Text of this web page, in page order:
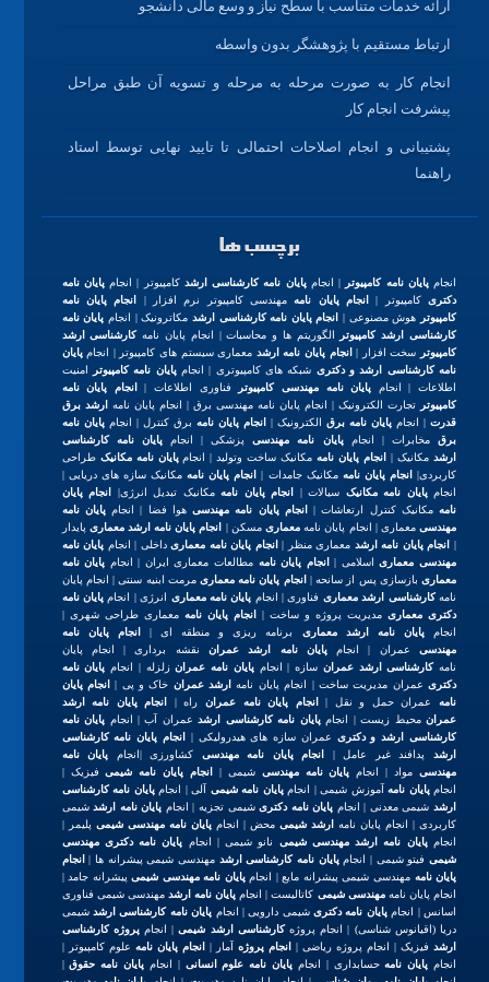
ارائه خدمات متناسب با سطح نیاز و وسع مالی دانشجو
ارتباط مستقیم با پژوهشگر بدون واسطه
انجام کار به صورت مرحله به مرحله و تسویه آن طبق مراحل
پیشرفت انجام کار
پشتیبانی و انجام اصلاحات احتمالی تا تایید نهایی توسط استاد
راهنما
برچسب ها
انجامپایان نامه کامپیوتر | انجامپایان نامه کارشناسی ارشد کامپیوتر | انجامپایان نامه
دکتریکامپیوتر | انجام پایان نامهمهندسی کامپیوتر نرم افزار |
انجام پایان نامه
کامپیوتر
هوش مصنوعی | انجام پایان نامه کارشناسی ارشد مکاترونیک | انجام پایان نامه
کارشناسی ارشد کامپیوتر
الگوریتم ها و محاسبات | انجام پایان نامهکارشناسی ارشد
کامپیوتر
سخت افزار | انجام پایان نامه ارشد معماری سیستم های کامپیوتر | انجامپایان
نامه کارشناسی ارشد و دکتری شبکه های کامپیوتری | انجامپایان نامه کامپیوتر
امنیت
اطلاعات | انجام پایان نامه مهندسی کامپیوتر فناوری اطلاعات |
انجام پایان نامه
کامپیوتر
تجارت الکترونیک | انجام پایان نامه مهندسی برق | انجام پایان نامه
ارشد برق
قدرت| انجامپایان نامه برق الکترونیک | انجام پایان نامه برق کنترل | انجامپایان نامه
برقمخابرات | انجامپایان نامه مهندسیپزشکی | انجامپایان نامه کارشناسی
ارشدمکانیک | انجام پایان نامهمکانیک ساخت وتولید | انجامپایان نامه مکانیک طراحی
کاربردی|
انجام پایان نامه مکانیک جامدات | انجام پایان نامهمکانیک سازه های دریایی |
انجامپایان نامه مکانیک سیالات | انجام پایان نامهمکانیک تبدیل انرژی|
انجام پایان
نامهمکانیک کنترل ارتعاشات | انجام پایان نامه مهندسیهوا فضا | انجامپایان نامه
مهندسیمعماری | انجام پایان نامه معماری مسکن | انجام پایان نامه ارشد معماری پایدار
|
انجام پایان نامه ارشد معماری منظر | انجام پایان نامه معماریداخلی | انجام پایان نامه
مهندسی معماریاسلامی | انجام پایان نامه مطالعات معماری ایران | انجام پایان نامه
معماریبازسازی پس از سانحه | انجام پایان نامه معماری مرمت ابنیه سنتی | انجام پایان
نامهکارشناسی ارشد معماری فناوری | انجام پایان نامه معماری انرژی | انجام پایان نامه
دکتری معماری مدیریت پروژه و ساخت | انجام پایان نامه معماری طراحی شهری |
انجامپایان نامه ارشد معماری برنامه ریزی و منطقه ای |
انجام پایان نامه
مهندسی عمران | انجامپایان نامه ارشد عمراننقشه برداری | انجام پایان
نامهکارشناسی ارشد عمران سازه | انجامپایان نامه عمرانزلزله | انجام پایان نامه
دکتریعمران مدیریت ساخت | انجام پایان نامه ارشد عمران خاک و پی |
انجام پایان
نامهعمران حمل و نقل | انجام پایان نامه عمران راه |
انجام پایان نامه ارشد
عمرانمحیط زیست | انجامپایان نامه کارشناسی ارشدعمران آب | انجام پایان نامه
کارشناسی ارشد و دکتری عمران سازه های هیدرولیکی |
انجام پایان نامه کارشناسی
ارشد پدافند غیر عامل | انجام پایان نامه مهندسی کشاورزی |انجام پایان نامه
مهندسیمواد | انجام پایان نامه مهندسی شیمی | انجام پایان نامه شیمیفیزیک |
انجامپایان نامهآموزش شیمی | انجامپایان نامه شیمی آلی | انجامپایان نامه کارشناسی
ارشدشیمی معدنی | انجام پایان نامه دکتریشیمی تجزیه | انجام پایان نامه ارشدشیمی
کاربردی | انجام پایان نامه
ارشد شیمی محض | انجامپایان نامه مهندسی شیمی پلیمر |
انجامپایان نامه ارشد مهندسی شیمی نانو شیمی | انجام پایان نامه دکتری مهندسی
شیمیفیتو شیمی | انجامپایان نامه کارشناسی ارشد مهندسی شیمی پیشرانه ها | انجام
پایان نامه مهندسی شیمی پیشرانه مایع | انجامپایان نامه مهندسی شیمیپیشرانه جامد |
انجام پایان نامهمهندسی شیمی کاتالیست | انجام پایان نامه ارشد مهندسی شیمی فناوری
اسانس | انجامپایان نامه دکتریشیمی دارویی | انجام پایان نامه کارشناسی ارشدشیمی
دریا (اقیانوس شناسی) | انجام پروژهکارشناسی ارشد شیمی| انجامپروژه کارشناسی
ارشدفیزیک | انجام پروژه ریاضی | انجام پروژه آمار | انجام پایان نامه علوم کامپیوتر |
انجام پایان نامهحسابداری | انجام پایان نامه علوم انسانی | انجام پایان نامه حقوق|